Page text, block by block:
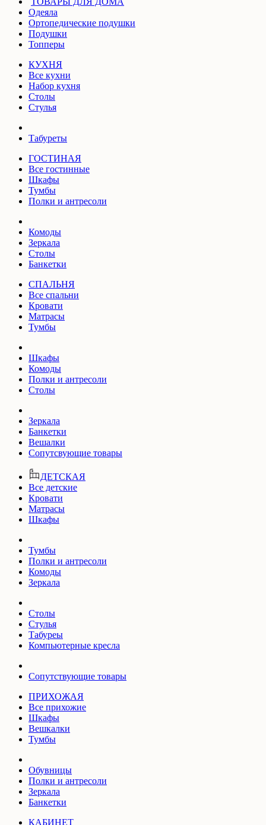
Одеяла
Ортопедические подушки
Подушки
Топперы
КУХНЯ
Все кухни
Набор кухня
Столы
Стулья
Табуреты
ГОСТИНАЯ
Все гостинные
Шкафы
Тумбы
Полки и антресоли
Комоды
Зеркала
Столы
Банкетки
СПАЛЬНЯ
Все спальни
Кровати
Матрасы
Тумбы
Шкафы
Комоды
Полки и антресоли
Столы
Зеркала
Банкетки
Вешалки
Сопутсвующие товары
ДЕТСКАЯ
Все детские
Кровати
Матрасы
Шкафы
Тумбы
Полки и антресоли
Комоды
Зеркала
Столы
Стулья
Табуреы
Компьютерные кресла
Сопутствующие товары
ПРИХОЖАЯ
Все прихожие
Шкафы
Вешкалки
Тумбы
Обувницы
Полки и антресоли
Зеркала
Банкетки
КАБИНЕТ